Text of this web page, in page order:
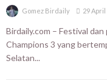
Gomez Birdaily 29 April
Birdaily.com – Festival
Champions 3 yang
Selatan...